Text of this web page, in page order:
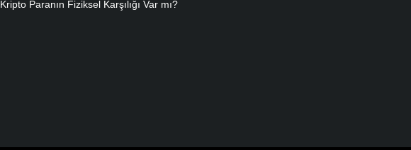
Kripto Paranın Fiziksel Karşılığı Var mı?